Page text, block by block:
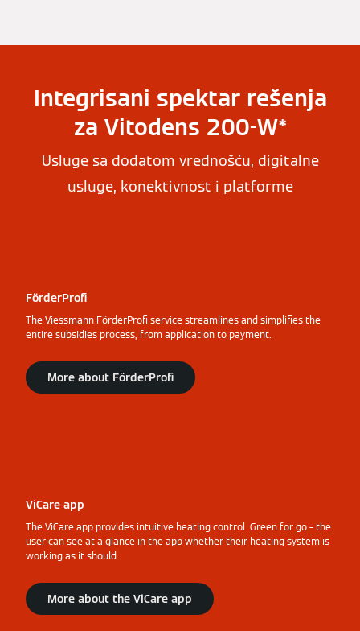
Integrisani spektar rešenja
za Vitodens 200-W*
Usluge sa dodatom vrednošću, digitalne
usluge, konektivnost i platforme
FörderProfi
The Viessmann FörderProfi service streamlines and simplifies the
entire subsidies process, from application to payment.
More about FörderProfi
ViCare app
The ViCare app provides intuitive heating control. Green for go – the
user can see at a glance in the app whether their heating system is
working as it should.
More about the ViCare app